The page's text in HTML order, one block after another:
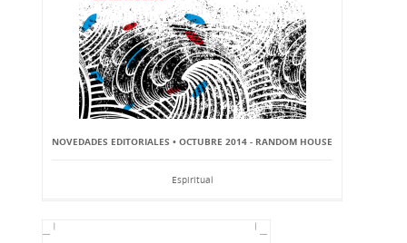
NOVEDADES EDITORIALES • OCTUBRE 2014 - RANDOM HOUSE
Espiritual